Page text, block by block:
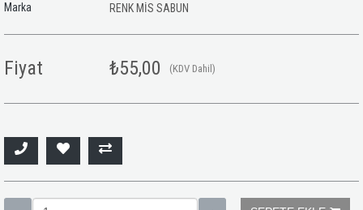
Marka RENK MİS SABUN
Fiyat ₺55,00 (KDV Dahil)